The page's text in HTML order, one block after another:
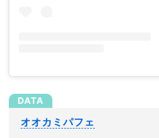
オオカミパフェ